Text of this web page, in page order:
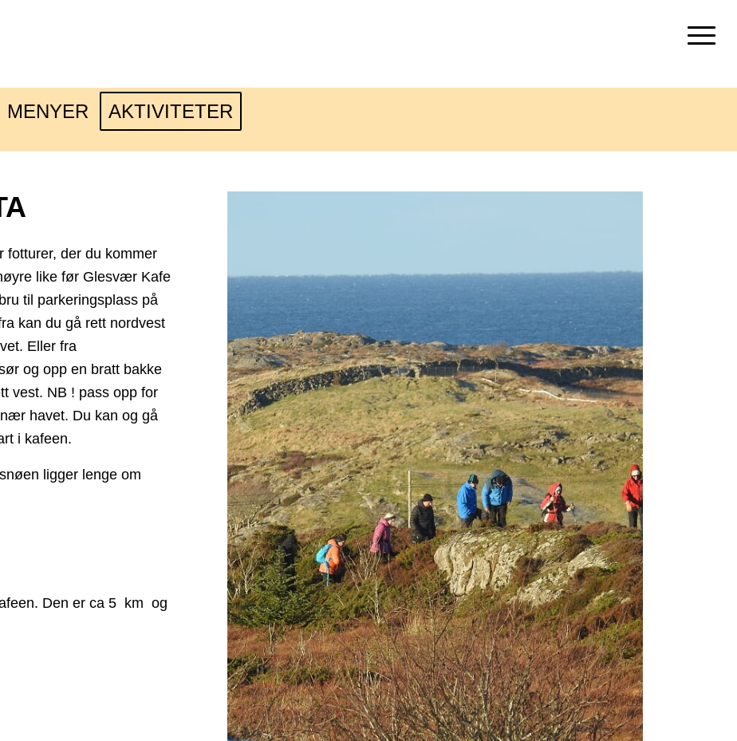
MENYER AKTIVITETER
fotturer, der du kommer
like før Glesvær Kafe
til parkeringsplass på
kan du gå rett nordvest
Eller fra
og opp en bratt bakke
vest. NB ! pass opp for
havet. Du kan og gå
i kafeen.
ligger lenge om
Den er ca 5 km og